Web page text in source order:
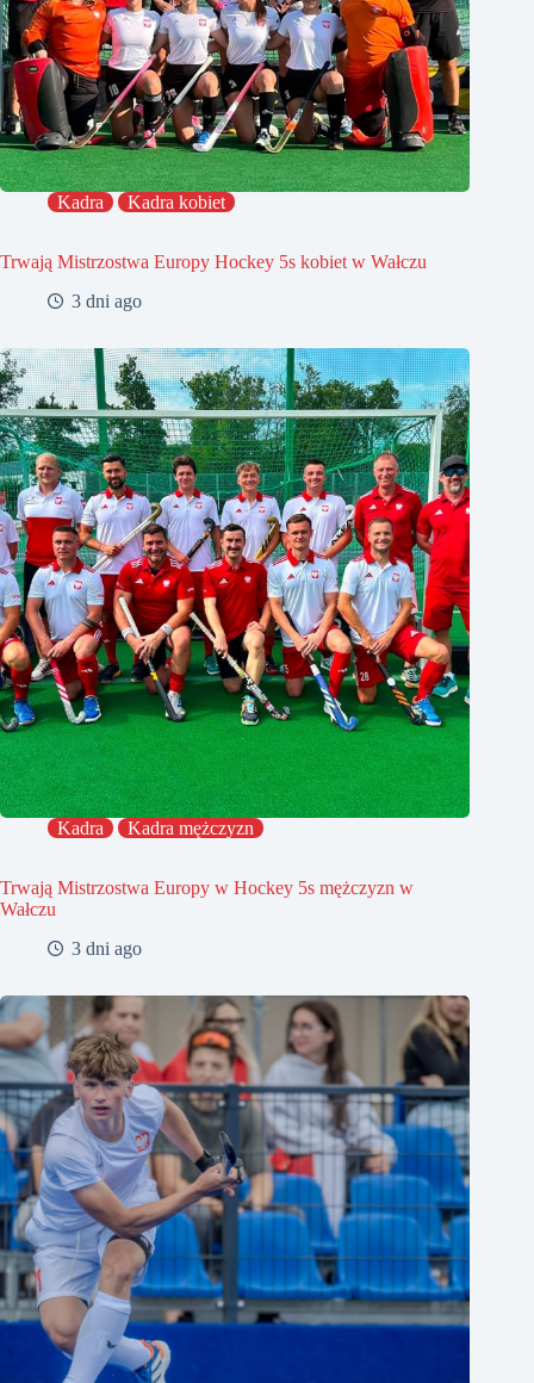
Kadra Kadra kobiet
Trwają Mistrzostwa Europy Hockey 5s kobiet w Wałczu
3 dni ago
Kadra Kadra mężczyzn
Trwają Mistrzostwa Europy w Hockey 5s mężczyzn w
Wałczu
3 dni ago